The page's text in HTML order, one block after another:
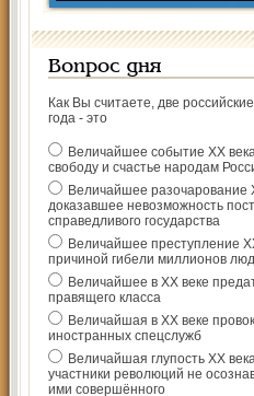
Вопрос дня
Как Вы считаете, две
года - это
Величайшее событие ХХ
свободу и счастье народам
Величайшее разочарование
доказавшее невозможность
справедливого государства
Величайшее преступление
причиной гибели миллионов
Величайшее в ХХ веке
правящего класса
Величайшая в ХХ веке
иностранных спецслужб
Величайшая глупость ХХ
участники революций не
ими совершённого